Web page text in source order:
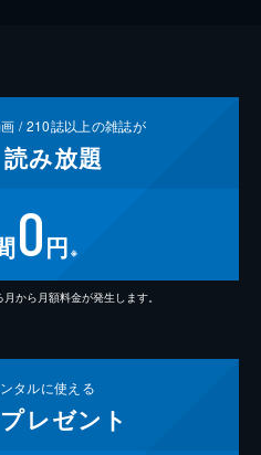
/210誌以上の雑誌が
読み放題
0円 ※
から月額料金が発生します。
タルに使える
プレゼント